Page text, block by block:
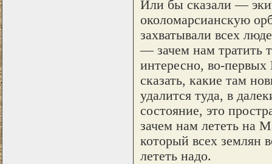
Или бы сказали —
околомарсианскую
захватывали всех
— зачем нам тратить
интересно, во-
сказать, какие там
удалится туда, в
состояние, это
зачем нам лететь на
который всех землян
лететь надо.